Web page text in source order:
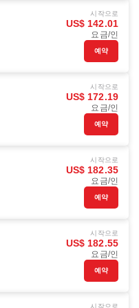
시작으로
US$ 142.01
요금/인
예약
시작으로
US$ 172.19
요금/인
예약
시작으로
US$ 182.35
요금/인
예약
시작으로
US$ 182.55
요금/인
예약
시작으로